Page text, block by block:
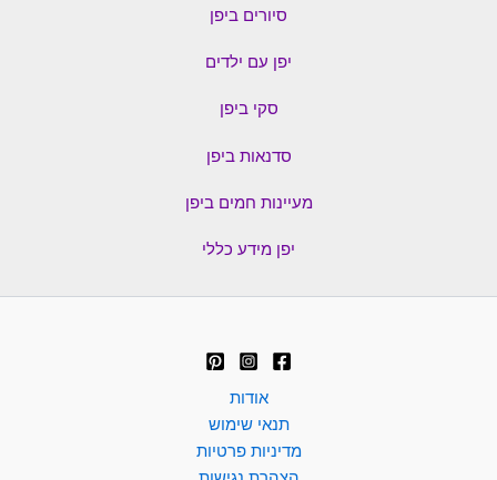
סיורים ביפן
יפן עם ילדים
סקי ביפן
סדנאות ביפן
מעיינות חמים ביפן
יפן מידע כללי
אודות
תנאי שימוש
מדיניות פרטיות